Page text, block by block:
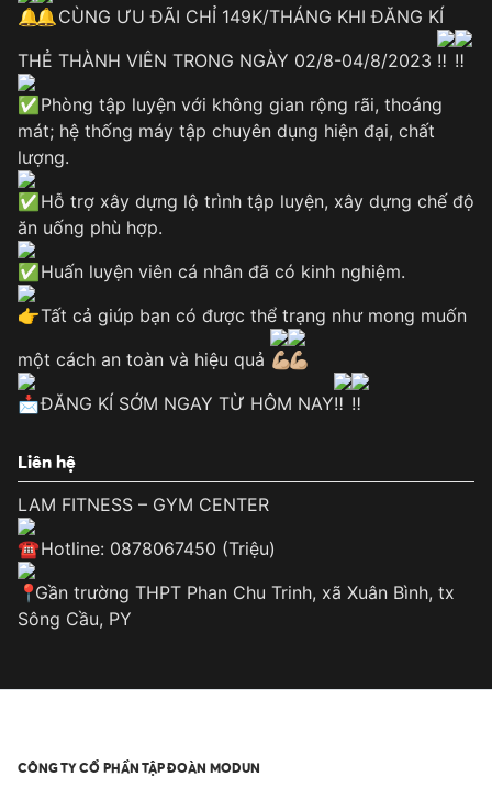
CÙNG ƯU ĐÃI CHỈ 149K/THÁNG KHI ĐĂNG KÍ
THẺ THÀNH VIÊN TRONG NGÀY 02/8-04/8/2023
Phòng tập luyện với không gian rộng rãi, thoáng
mát; hệ thống máy tập chuyên dụng hiện đại, chất
lượng.
Hỗ trợ xây dựng lộ trình tập luyện, xây dựng chế độ
ăn uống phù hợp.
Huấn luyện viên cá nhân đã có kinh nghiệm.
Tất cả giúp bạn có được thể trạng như mong muốn
một cách an toàn và hiệu quả
ĐĂNG KÍ SỚM NGAY TỪ HÔM NAY
Liên hệ
LAM FITNESS – GYM CENTER
Hotline: 0878067450 (Triệu)
Gần trường THPT Phan Chu Trinh, xã Xuân Bình, tx
Sông Cầu, PY
CÔNG TY CỔ PHẦN TẬP ĐOÀN MODUN